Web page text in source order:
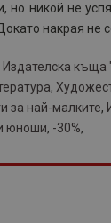
но никой не
накрая не
Издателска къща
,
за най-малките,
юноши, -30%,